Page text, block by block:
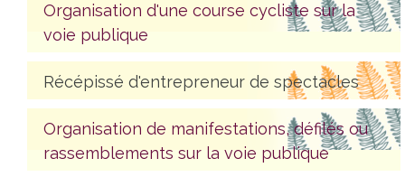
Organisation d'une course cycliste sur la
voie publique
Récépissé d'entrepreneur de spectacles
Organisation de manifestations, défilés ou
rassemblements sur la voie publique